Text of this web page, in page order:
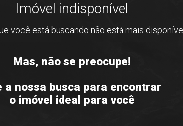
Imóvel indisponível
você está buscando não está mais disponível
Mas, não se preocupe!
a nossa busca para encontrar
o imóvel ideal para você